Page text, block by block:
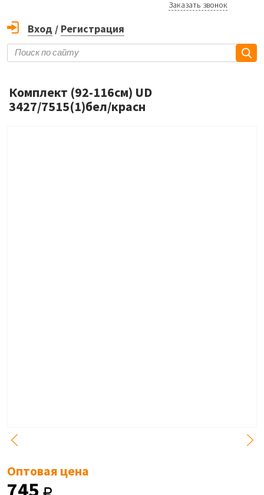
Заказать звонок
Вход / Регистрация
Комплект (92-116см) UD
3427/7515(1)бел/красн
Оптовая цена
745